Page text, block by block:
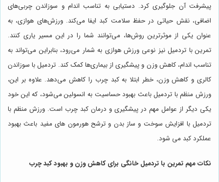
پیشرفت آن جلوگیری کرد. دستیابی به تناسب اندام و سوزاندن چربی‌های
اضافی، نقش حیاتی در حفظ سلامت کبد ایفا می‌کند. ورزش‌های هوازی، به
عنوان یکی از موثرترین روش‌ها، می‌توانند شما را در این مسیر یاری کنند.
تمرین با تردمیل نیز نوعی ورزش هوازی به شمار می‌رود، بنابراین می‌تواند به
تناسب اندام، کاهش وزن و پیشگیری از بیماری‌ها کمک کند. تردمیل با سوزاندن
کالری و کاهش وزن، خطر ابتلا به کبد چرب را کاهش می‌دهد. علاوه بر این،
ورزش منظم با تردمیل باعث بهبود حساسیت به انسولین می‌شود، که این خود
یکی دیگر از عوامل مهم در پیشگیری و درمان کبد چرب است. ورزش منظم با
تردمیل با افزایش سوخت و ساز بدن و ترشح هورمون های مفید باعث بهبود
عملکرد کبد می شود.
نکات مهم تمرین با تردمیل خانگی برای کاهش وزن و بهبود کبد چرب